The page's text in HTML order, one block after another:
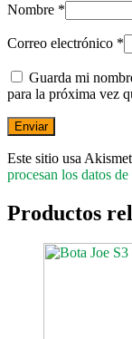
Nombre *
Correo electrónico *
Guarda mi
para la próxima vez
Este sitio usa
procesan los datos
Productos